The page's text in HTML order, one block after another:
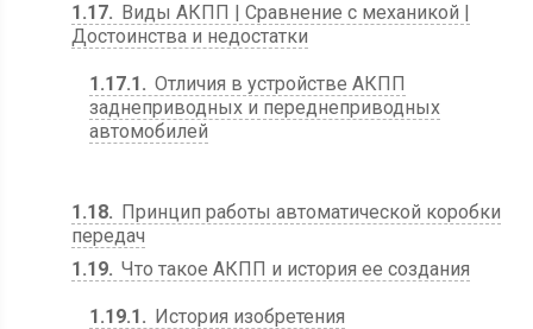
1.17
Виды АКПП | Сравнение с механикой |
Достоинства и недостатки
1.17.1
Отличия в устройстве АКПП
заднеприводных и переднеприводных
автомобилей
1.18
Принцип работы автоматической коробки
передач
1.19 Что такое АКПП и история ее создания
1.19.1 История изобретения